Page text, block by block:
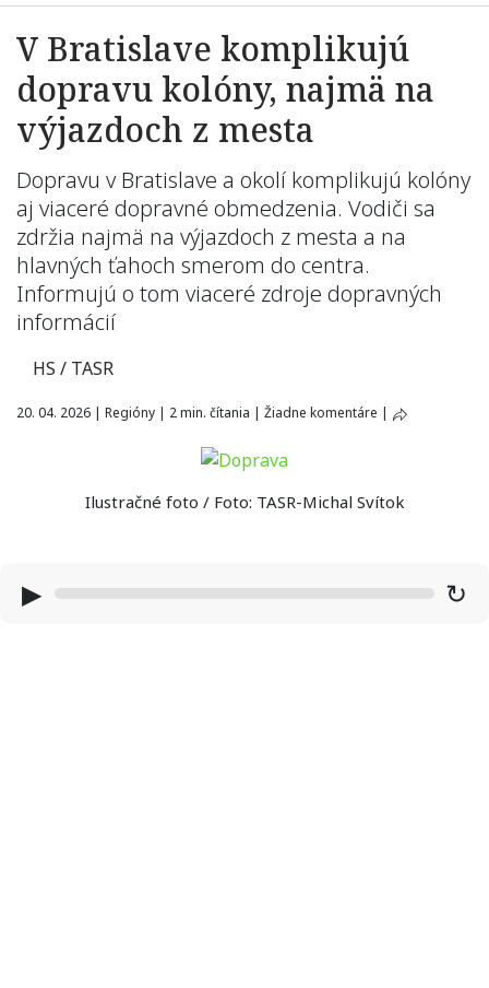
V Bratislave komplikujú
dopravu kolóny, najmä na
výjazdoch z mesta
Dopravu v Bratislave a okolí komplikujú kolóny
aj viaceré dopravné obmedzenia. Vodiči sa
zdržia najmä na výjazdoch z mesta a na
hlavných ťahoch smerom do centra.
Informujú o tom viaceré zdroje dopravných
informácií
HS / TASR
20. 04. 2026 | Regióny | 2 min. čítania | Žiadne komentáre |
Ilustračné foto / Foto: TASR-Michal Svítok
▶ ↻